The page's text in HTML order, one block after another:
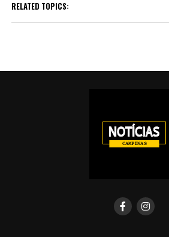
RELATED TOPICS: